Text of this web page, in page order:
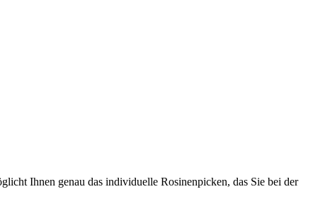
Ihnen genau das individuelle Rosinenpicken, das Sie bei der